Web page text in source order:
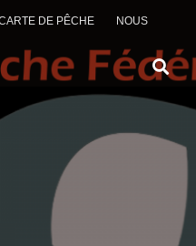
DE PÊCHE
NOUS